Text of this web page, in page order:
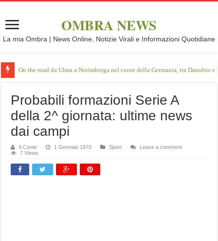
OMBRA NEWS
La mia Ombra | News Online, Notizie Virali e Informazioni Quotidiane
On the road da Ulma a Norimberga nel cuore della Germania, tra Danubio
Probabili formazioni Serie A
della 2^ giornata: ultime news
dai campi
Il Conte 1 Gennaio 1970 Sport
Leave a comment
7 Views